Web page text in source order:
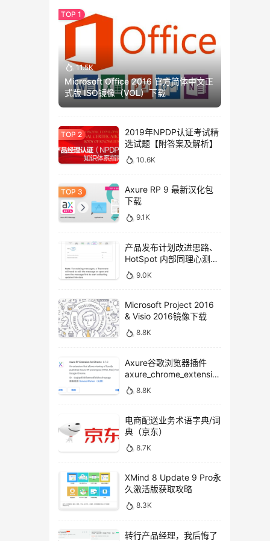
11.5K
Microsoft Office 2016 官方简体中文正
式版 ISO镜像（VOL）下载
2019年NPDP认证考试精
选试题【附答案及解析】
10.6K
Axure RP 9 最新汉化包
下载
9.1K
产品发布计划改进思路、
HotSpot 内部同理心测试
方法9.0K
Microsoft Project 2016
& Visio 2016镜像下载
8.8K
Axure谷歌浏览器插件
axure_chrome_extensio
n下载
8.8K
电商配送业务术语字典/词
典（京东）
8.7K
XMind 8 Update 9 Pro永
久激活版获取攻略
8.3K
转行产品经理，我后悔了